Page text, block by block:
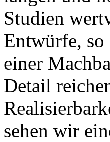
Studien
Entwürfe,
einer
Detail
sehen wir